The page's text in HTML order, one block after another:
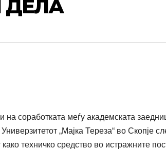
ДЕЛА
на соработката меѓу академската
„Мајка Тереза“ во Скопје
техничко средство во истражните